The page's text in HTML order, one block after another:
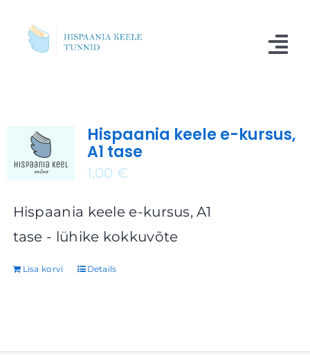
Blogi
Hispaania keele e-kursus,
A1 tase
1,00 €
Hispaania keele e-kursus, A1
tase - lühike kokkuvõte
Lisa korvi Details